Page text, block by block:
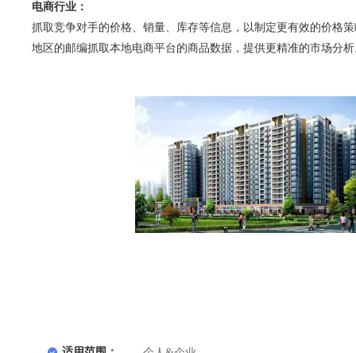
电商行业：
抓取竞争对手的价格、销量、库存等信息，以制定更有效的价格
地区的邮编抓取本地电商平台的商品数据，提供更精准的市场分